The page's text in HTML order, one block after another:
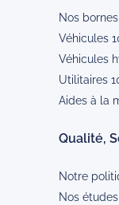
Nos
Véhicules
Véhicules
Utilitaires
Aides à la
Qualité,
Notre
Nos